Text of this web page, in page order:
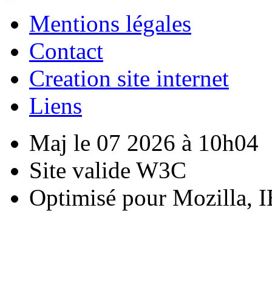
Mentions légales
Contact
Creation site internet
Liens
Maj le 07 2026 à 10h04
Site valide W3C
Optimisé pour Mozilla,